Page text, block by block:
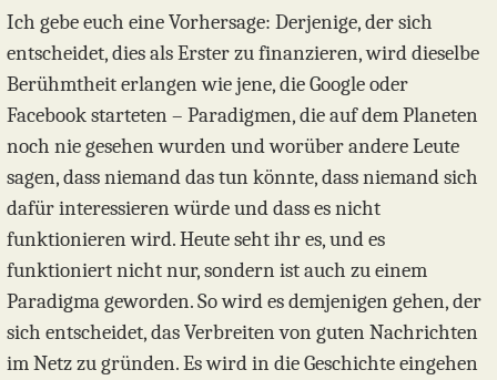
Ich gebe euch eine Vorhersage: Derjenige, der sich
entscheidet, dies als Erster zu finanzieren, wird dieselbe
Berühmtheit erlangen wie jene, die Google oder
Facebook starteten – Paradigmen, die auf dem Planeten
noch nie gesehen wurden und worüber andere Leute
sagen, dass niemand das tun könnte, dass niemand sich
dafür interessieren würde und dass es nicht
funktionieren wird. Heute seht ihr es, und es
funktioniert nicht nur, sondern ist auch zu einem
Paradigma geworden. So wird es demjenigen gehen, der
sich entscheidet, das Verbreiten von guten Nachrichten
im Netz zu gründen. Es wird in die Geschichte eingehen